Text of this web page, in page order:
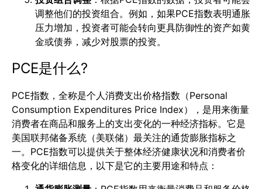
调整他们的投资组合。例如，如果PCE指数表明通胀
压力增加，投资者可能会转向更具防御性的资产如黄
金或债券，减少对股票的投资。
PCE是什么?
PCE指数，全称是个人消费支出价格指数（Personal
Consumption Expenditures Price Index），是用来衡量
消费者在商品和服务上的支出变化的一种经济指标。它是
美国联邦储备系统（美联储）最关注的通货膨胀指标之
一。PCE指数可以提供关于整体经济健康状况和消费者价
格变化的详细信息，以下是它的主要用途和特点：